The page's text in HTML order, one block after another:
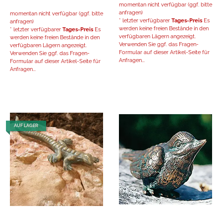
momentan nicht verfügbar (ggf. bitte
anfragen)
* letzter verfügbarer Tages-Preis Es
werden keine freien Bestände in den
verfügbaren Lägern angezeigt.
Verwenden Sie ggf. das Fragen-
Formular auf dieser Artikel-Seite für
Anfragen...
momentan nicht verfügbar (ggf. bitte
anfragen)
* letzter verfügbarer Tages-Preis Es
werden keine freien Bestände in den
verfügbaren Lägern angezeigt.
Verwenden Sie ggf. das Fragen-
Formular auf dieser Artikel-Seite für
Anfragen...
AUF LAGER